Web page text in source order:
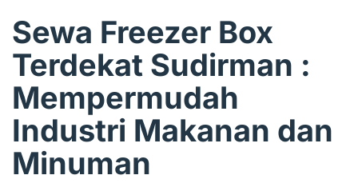
Sewa Freezer Box
Terdekat Sudirman :
Mempermudah
Industri Makanan dan
Minuman